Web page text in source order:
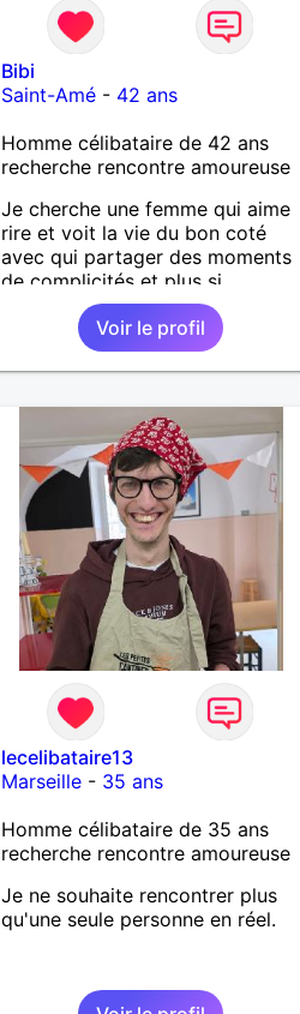
Bibi
Saint-Amé- 42 ans
Homme célibataire de 42 ans
recherche rencontre amoureuse
Je cherche une femme qui aime
rire et voit la vie du bon coté
avec qui partager des moments
de complicités et plus si
Voir le profil
lecelibataire13
Marseille- 35 ans
Homme célibataire de 35 ans
recherche rencontre amoureuse
Je ne souhaite rencontrer plus
qu'une seule personne en réel.